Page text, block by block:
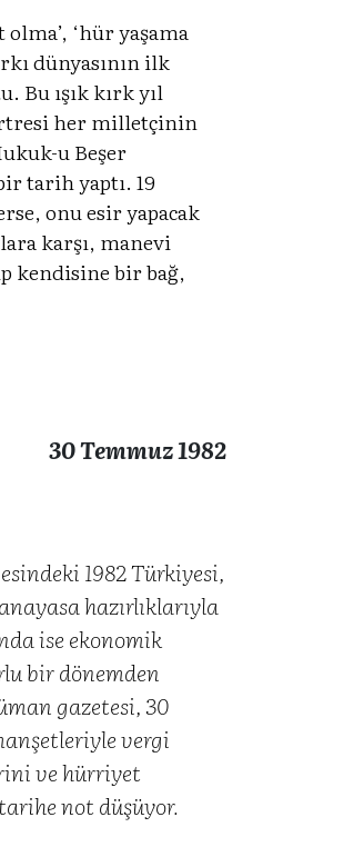
‘hür yaşama
dünyasının ilk
Bu ışık kırk yıl
her milletçinin
u Beşer
tarih yaptı. 19
onu esir yapacak
karşı, manevi
kendisine bir bağ,
30 Temmuz 1982
1982 Türkiyesi,
hazırlıklarıyla
ise ekonomik
bir dönemden
gazetesi, 30
vergi
ve hürriyet
not düşüyor.